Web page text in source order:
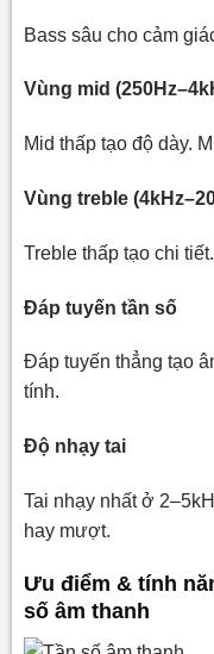
Bass sâu cho cảm
Vùng mid
Mid thấp tạo độ dày.
Vùng treble
Treble thấp tạo chi
Đáp tuyến tần số
Đáp tuyến thẳng tạo
tính.
Độ nhạy tai
Tai nhạy nhất ở
hay mượt.
Ưu điểm & tính
số âm thanh